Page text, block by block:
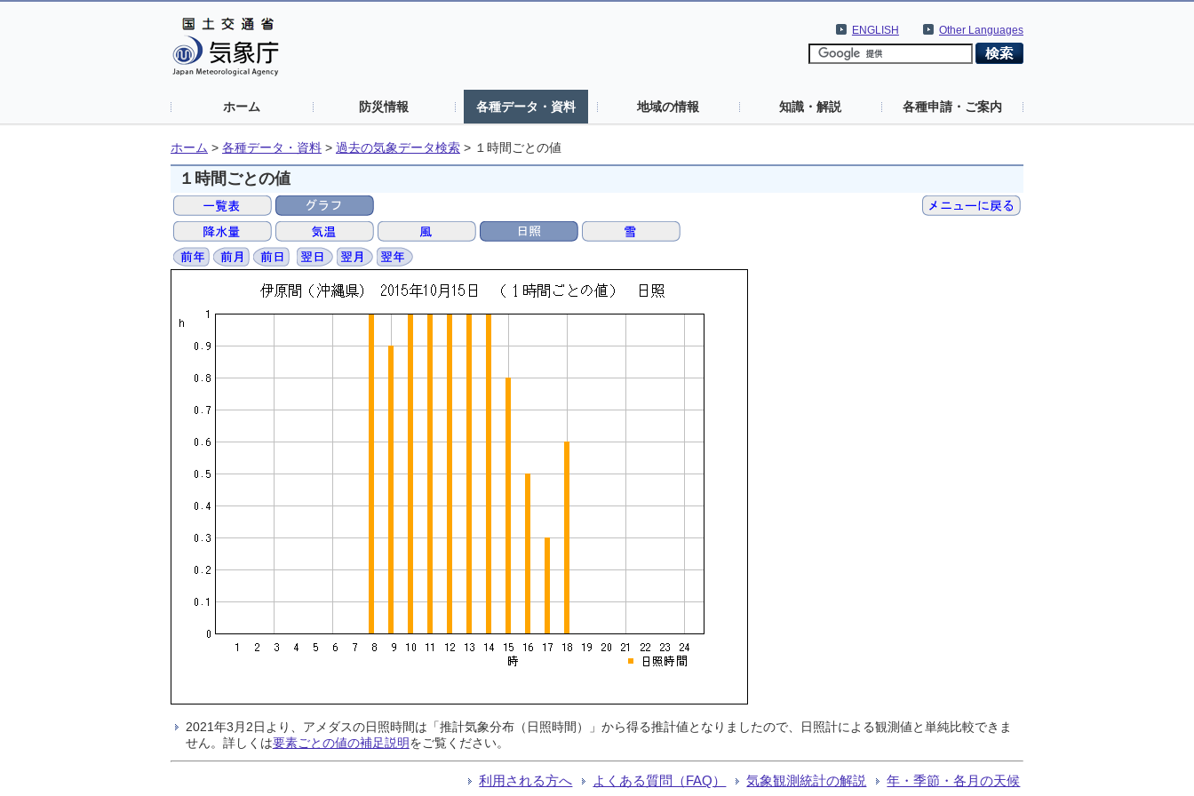
Other Languages
ENGLISH
ホーム 防災情報 各種データ・資料 地域の情報 知識・解説 各種申請・ご案内
ホーム > 各種データ・資料 > 過去の気象データ検索 > １時間ごとの値
１時間ごとの値
2021年3月2日より、アメダスの日照時間は「推計気象分布（日照時間）」から得る推計値となりましたので、日照計による観測値と単純比較できま
せん。詳しくは要素ごとの値の補足説明をご覧ください。
利用される方へ よくある質問（FAQ） 気象観測統計の解説 年・季節・各月の天候